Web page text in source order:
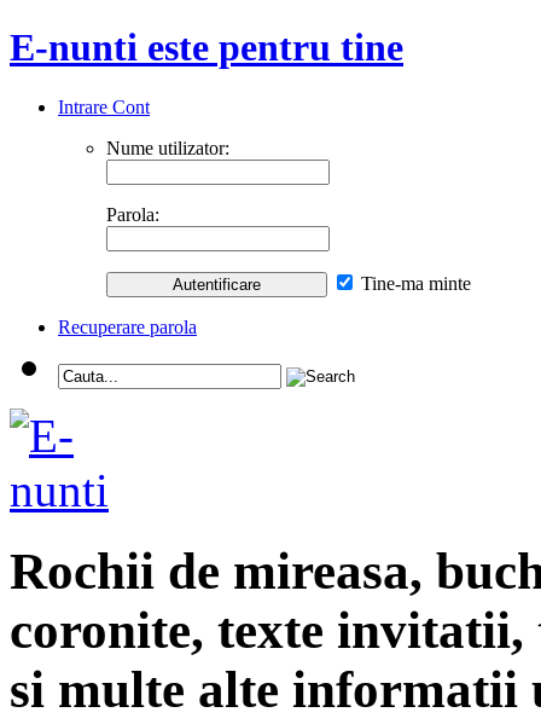
E-nunti este pentru tine
Intrare Cont
Nume utilizator:
Parola:
Tine-ma minte
Recuperare parola
Rochii de mireasa,
coronite, texte
si multe alte informatii